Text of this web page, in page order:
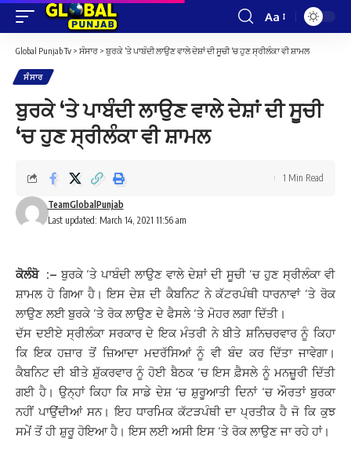
Font
Resizer
Aa
Global Punjab Tv > ਸੰਸਾਰ > ਬੁਰਕੇ ‘ਤੇ ਪਾਬੰਦੀ ਲਾਉਣ ਵਾਲੇ ਦੇਸ਼ਾਂ ਦੀ ਸੂਚੀ ‘ਚ ਹੁਣ ਸ੍ਰੀਲੰਕਾ ਵੀ ਸ਼ਾਮਲ
ਸੰਸਾਰ
ਬੁਰਕੇ ‘ਤੇ ਪਾਬੰਦੀ ਲਾਉਣ ਵਾਲੇ ਦੇਸ਼ਾਂ ਦੀ ਸੂਚੀ
‘ਚ ਹੁਣ ਸ੍ਰੀਲੰਕਾ ਵੀ ਸ਼ਾਮਲ
Last updated: March 14, 2021 11:56 am
TeamGlobalPunjab
1 Min Read
ਕੋਲੰਬੋ :– ਬੁਰਕੇ ‘ਤੇ ਪਾਬੰਦੀ ਲਾਉਣ ਵਾਲੇ ਦੇਸ਼ਾਂ ਦੀ ਸੂਚੀ ‘ਚ ਹੁਣ ਸ੍ਰੀਲੰਕਾ ਵੀ
ਸ਼ਾਮਲ ਹੋ ਗਿਆ ਹੈ। ਇਸ ਦੇਸ਼ ਦੀ ਕੈਬਨਿਟ ਨੇ ਕੱਟਰਪੰਥੀ ਧਾਰਨਾਵਾਂ ‘ਤੇ ਰੋਕ
ਲਾਉਣ ਲਈ ਬੁਰਕੇ ‘ਤੇ ਰੋਕ ਲਾਉਣ ਦੇ ਫੈਸਲੇ ‘ਤੇ ਮੋਹਰ ਲਗਾ ਦਿੱਤੀ।
ਦੱਸ ਦਈਏ ਸ੍ਰੀਲੰਕਾ ਸਰਕਾਰ ਦੇ ਇਕ ਮੰਤਰੀ ਨੇ ਬੀਤੇ ਸ਼ਨਿਚਰਵਾਰ ਨੂੰ ਕਿਹਾ
ਕਿ ਇਕ ਹਜ਼ਾਰ ਤੋਂ ਜ਼ਿਆਦਾ ਮਦਰੱਸਿਆਂ ਨੂੰ ਵੀ ਬੰਦ ਕਰ ਦਿੱਤਾ ਜਾਵੇਗਾ।
ਕੈਬਨਿਟ ਦੀ ਬੀਤੇ ਸ਼ੁੱਕਰਵਾਰ ਨੂੰ ਹੋਈ ਬੈਠਕ ‘ਚ ਇਸ ਫ਼ੈਸਲੇ ਨੂੰ ਮਨਜ਼ੂਰੀ ਦਿੱਤੀ
ਗਈ ਹੈ। ਉਨ੍ਹਾਂ ਕਿਹਾ ਕਿ ਸਾਡੇ ਦੇਸ਼ ‘ਚ ਸ਼ੁਰੂਆਤੀ ਦਿਨਾਂ ‘ਚ ਔਰਤਾਂ ਬੁਰਕਾ
ਨਹੀਂ ਪਾਉਂਦੀਆਂ ਸਨ। ਇਹ ਧਾਰਮਿਕ ਕੱਟੜਪੰਥੀ ਦਾ ਪ੍ਰਤੀਕ ਹੈ ਜੋ ਕਿ ਕੁਝ
ਸਮੇਂ ਤੋਂ ਹੀ ਸ਼ੁਰੂ ਹੋਇਆ ਹੈ। ਇਸ ਲਈ ਅਸੀ ਇਸ ‘ਤੇ ਰੋਕ ਲਾਉਣ ਜਾ ਰਹੇ ਹਾਂ।